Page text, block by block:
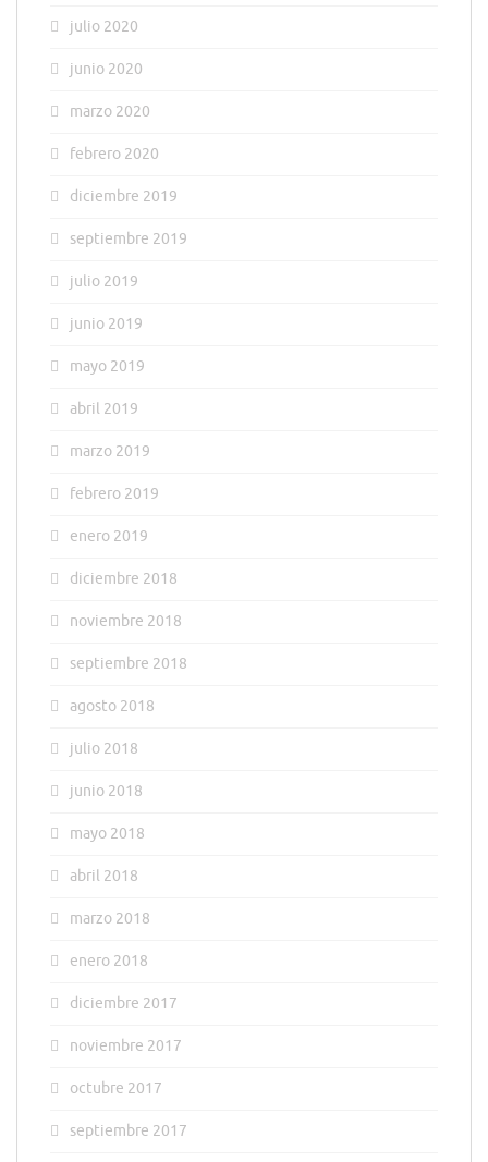
julio 2020
junio 2020
marzo 2020
febrero 2020
diciembre 2019
septiembre 2019
julio 2019
junio 2019
mayo 2019
abril 2019
marzo 2019
febrero 2019
enero 2019
diciembre 2018
noviembre 2018
septiembre 2018
agosto 2018
julio 2018
junio 2018
mayo 2018
abril 2018
marzo 2018
enero 2018
diciembre 2017
noviembre 2017
octubre 2017
septiembre 2017